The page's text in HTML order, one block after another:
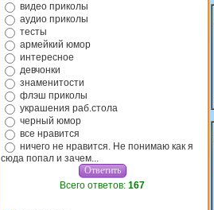
видео приколы
аудио приколы
тесты
армейкий юмор
интересное
девчонки
знаменитости
флэш приколы
украшения раб.стола
черный юмор
все нравится
ничего не нравится. Не понимаю как я
сюда попал и зачем...
Всего ответов: 167